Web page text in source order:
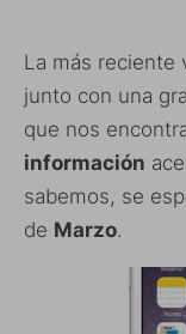
La más reciente
junto con una
que nos
información
sabemos, se
de Marzo.